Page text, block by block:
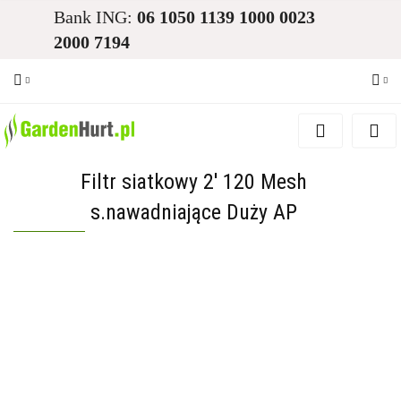
Bank ING: 06 1050 1139 1000 0023
2000 7194
Zaloguj się
Dodaj zgłoszenie
Filtr siatkowy 2' 120 Mesh
s.nawadniające Duży AP